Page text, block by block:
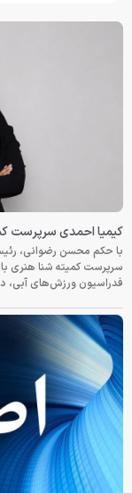
کیمیا احمدی سرپرست
با حکم محسن رضوانی،
سرپرست کمیته شنا هنری
فدراسیون ورزش‌های آبی،